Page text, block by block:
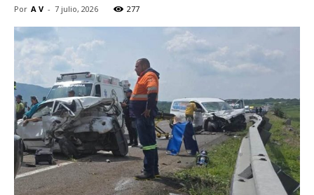
Por A V - 7 julio, 2026 277